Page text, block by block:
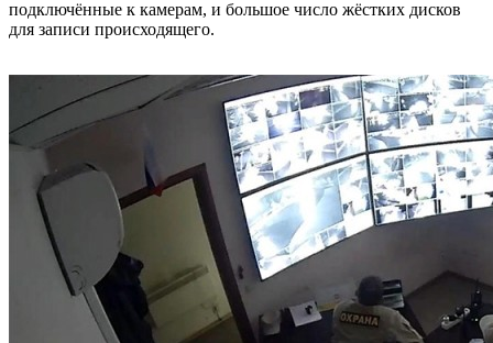
подключённые к камерам, и большое число жёстких дисков
для записи происходящего.